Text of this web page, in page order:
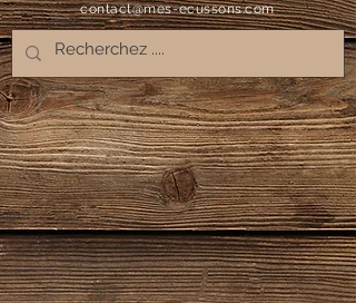
contact@mes-ecussons.com